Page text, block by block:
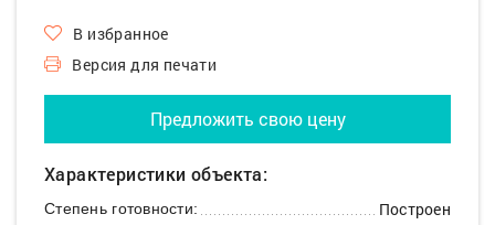
В избранное
Версия для печати
Предложить свою цену
Характеристики объекта:
Степень готовности: Построен